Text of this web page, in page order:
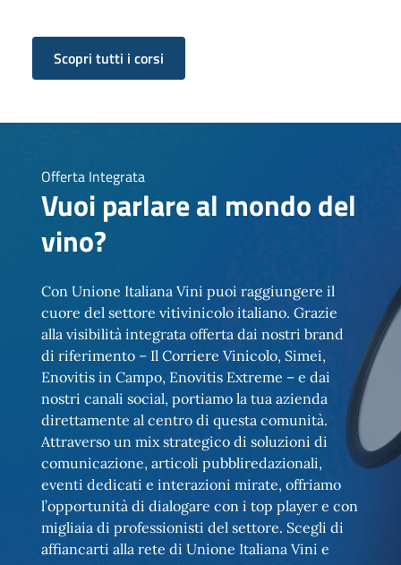
Scopri tutti i corsi
Offerta Integrata
Vuoi parlare al mondo del
vino?
Con Unione Italiana Vini puoi raggiungere il
cuore del settore vitivinicolo italiano. Grazie
alla visibilità integrata offerta dai nostri brand
di riferimento – Il Corriere Vinicolo, Simei,
Enovitis in Campo, Enovitis Extreme – e dai
nostri canali social, portiamo la tua azienda
direttamente al centro di questa comunità.
Attraverso un mix strategico di soluzioni di
comunicazione, articoli pubbliredazionali,
eventi dedicati e interazioni mirate, offriamo
l’opportunità di dialogare con i top player e con
migliaia di professionisti del settore. Scegli di
affiancarti alla rete di Unione Italiana Vini e